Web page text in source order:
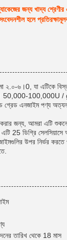
জন্য খাদ্য শ্রেণীর
হলে
২.০-৬।0, যা এটিকে
50,000-100,000U /
গ্রেড এনজাইম পণ্য
করার জন্য, আমরা এটি
এটি 25 ডিগ্রি
উপর নির্ভর করতে
তারিখ থেকে 18 মাস